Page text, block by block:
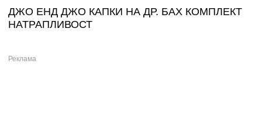
ДЖО ЕНД ДЖО КАПКИ НА ДР. БАХ КОМПЛЕКТ
НАТРАПЛИВОСТ